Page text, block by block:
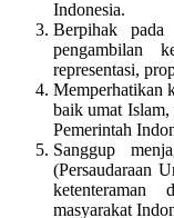
Indonesia.
Berpihak pada
pengambilan
representasi,
Memperhatikan
baik umat Islam,
Pemerintah
Sanggup
(Persaudaraan
masyarakat